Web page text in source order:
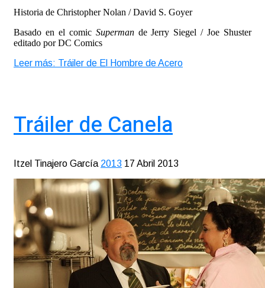
Historia de Christopher Nolan / David S. Goyer
Basado en el comic Supermande Jerry Siegel / Joe Shuster
editado por DC Comics
Leer más: Tráiler de El Hombre de Acero
Tráiler de Canela
Itzel Tinajero García 2013 17 Abril 2013